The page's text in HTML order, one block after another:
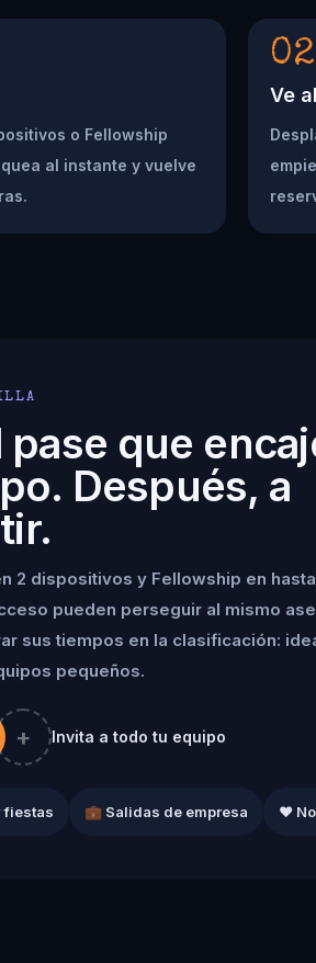
o Fellowship
al instante y vuelve
02
Ve
pase que
Después, a
2 dispositivos y Fellowship en
pueden perseguir al mismo
sus tiempos en la clasificación:
pequeños.
+ Invita a todo tu equipo
fiestas 💼 Salidas de empresa ❤️